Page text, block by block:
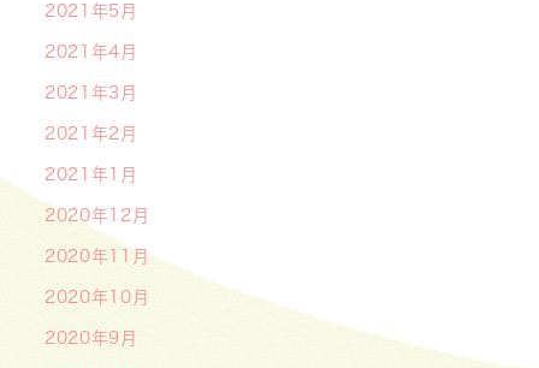
2021年5月
2021年4月
2021年3月
2021年2月
2021年1月
2020年12月
2020年11月
2020年10月
2020年9月